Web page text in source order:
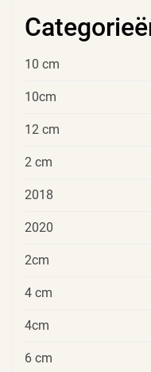
10 cm
10cm
12 cm
2 cm
2018
2020
2cm
4 cm
4cm
6 cm